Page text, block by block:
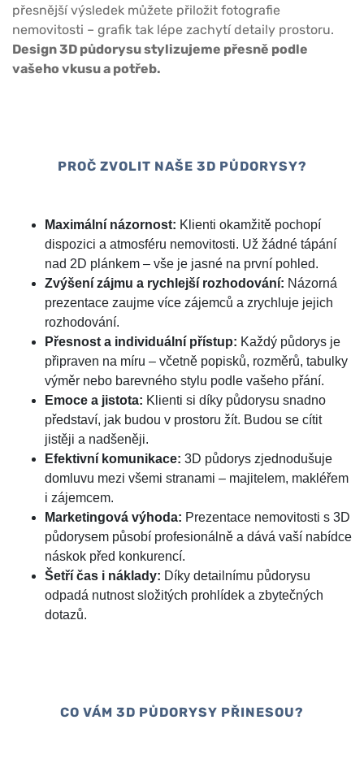
přesnější výsledek můžete přiložit fotografie
nemovitosti – grafik tak lépe zachytí detaily prostoru.
Design 3D půdorysu stylizujeme přesně podle
vašeho vkusu a potřeb.
PROČ ZVOLIT NAŠE 3D PŮDORYSY?
Maximální názornost: Klienti okamžitě pochopí
dispozici a atmosféru nemovitosti. Už žádné tápání
nad 2D plánkem – vše je jasné na první pohled.
Zvýšení zájmu a rychlejší rozhodování: Názorná
prezentace zaujme více zájemců a zrychluje jejich
rozhodování.
Přesnost a individuální přístup: Každý půdorys je
připraven na míru – včetně popisků, rozměrů, tabulky
výměr nebo barevného stylu podle vašeho přání.
Emoce a jistota: Klienti si díky půdorysu snadno
představí, jak budou v prostoru žít. Budou se cítit
jistěji a nadšeněji.
Efektivní komunikace: 3D půdorys zjednodušuje
domluvu mezi všemi stranami – majitelem, makléřem
i zájemcem.
Marketingová výhoda: Prezentace nemovitosti s 3D
půdorysem působí profesionálně a dává vaší nabídce
náskok před konkurencí.
Šetří čas i náklady: Díky detailnímu půdorysu
odpadá nutnost složitých prohlídek a zbytečných
dotazů.
CO VÁM 3D PŮDORYSY PŘINESOU?